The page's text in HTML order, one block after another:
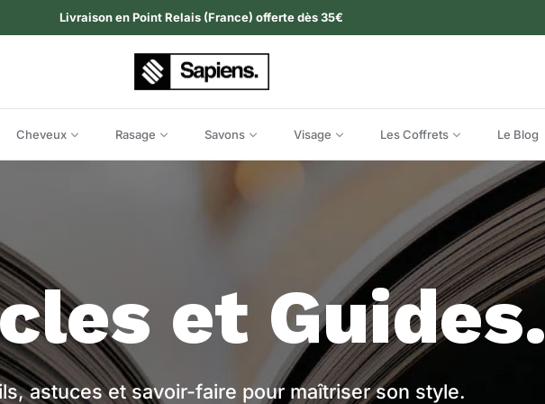
Livraison en Point Relais (France) offerte dès 35€
Cheveux Rasage Savons Visage Les Coffrets Le Blog
et Guides.
astuces et savoir-faire pour maîtriser son style.